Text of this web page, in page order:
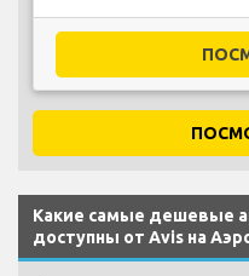
Какие самые дешевые
доступны от Avis на